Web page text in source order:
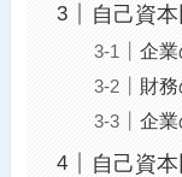
自己資
企
財
企
自己資